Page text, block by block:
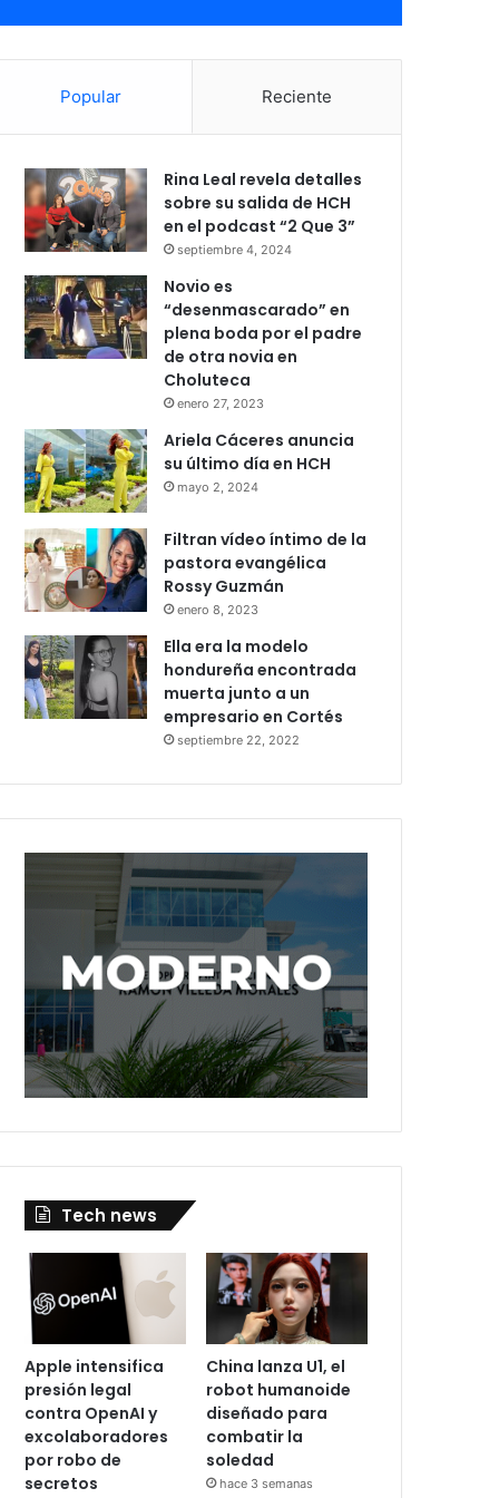
Popular Reciente
Rina Leal revela detalles
sobre su salida de HCH
en el podcast “2 Que 3”
septiembre 4, 2024
Novio es
“desenmascarado” en
plena boda por el padre
de otra novia en
Choluteca
enero 27, 2023
Ariela Cáceres anuncia
su último día en HCH
mayo 2, 2024
Filtran vídeo íntimo de la
pastora evangélica
Rossy Guzmán
enero 8, 2023
Ella era la modelo
hondureña encontrada
muerta junto a un
empresario en Cortés
septiembre 22, 2022
Tech news
Apple intensifica
presión legal
contra OpenAI y
excolaboradores
por robo de
secretos
China lanza U1, el
robot humanoide
diseñado para
combatir la
soledad
hace 3 semanas